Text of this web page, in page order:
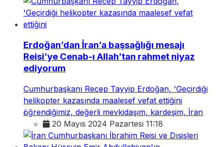
Erdoğan’dan İran’a başsağlığı mesajı
Reisi’ye Cenab-ı Allah’tan rahmet niyaz
ediyorum
Cumhurbaşkanı Recep Tayyip Erdoğan, 'Geçirdiği
helikopter kazasında maalesef vefat ettiğini
öğrendiğimiz, değerli mevkidaşım, kardeşim, İran
20 Mayıs 2024 Pazartesi 11:18